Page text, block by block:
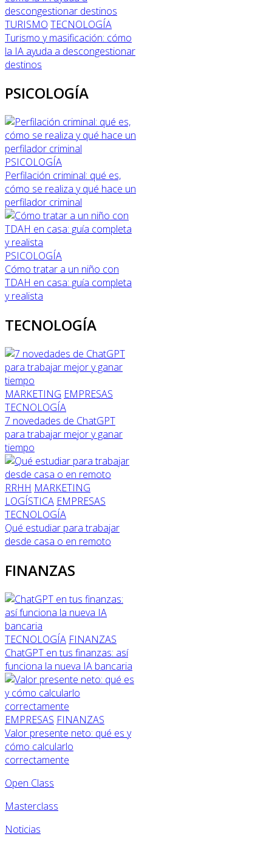
TURISMO TECNOLOGÍA
Turismo y masificación: cómo
la IA ayuda a descongestionar
destinos
PSICOLOGÍA
PSICOLOGÍA
Perfilación criminal: qué es,
cómo se realiza y qué hace un
perfilador criminal
PSICOLOGÍA
Cómo tratar a un niño con
TDAH en casa: guía completa
y realista
TECNOLOGÍA
MARKETING EMPRESAS
TECNOLOGÍA
7 novedades de ChatGPT
para trabajar mejor y ganar
tiempo
RRHH MARKETING
LOGÍSTICA EMPRESAS
TECNOLOGÍA
Qué estudiar para trabajar
desde casa o en remoto
FINANZAS
TECNOLOGÍA FINANZAS
ChatGPT en tus finanzas: así
funciona la nueva IA bancaria
EMPRESAS FINANZAS
Valor presente neto: qué es y
cómo calcularlo
correctamente
Open Class
Masterclass
Noticias